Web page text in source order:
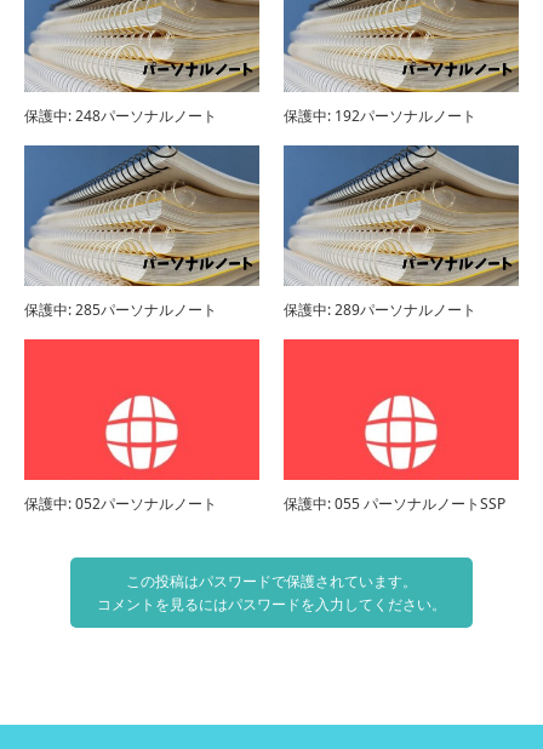
保護中: 248パーソナルノート 保護中: 192パーソナルノート
保護中: 285パーソナルノート 保護中: 289パーソナルノート
保護中: 052パーソナルノート 保護中: 055 パーソナルノートSSP
この投稿はパスワードで保護されています。
コメントを見るにはパスワードを入力してください。